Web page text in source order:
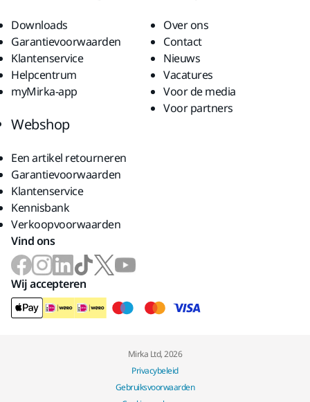
Downloads
Garantievoorwaarden
Klantenservice
Helpcentrum
myMirka-app
Over ons
Contact
Nieuws
Vacatures
Voor de media
Voor partners
Webshop
Een artikel retourneren
Garantievoorwaarden
Klantenservice
Kennisbank
Verkoopvoorwaarden
Vind ons
Wij accepteren
Mirka Ltd, 2026
Privacybeleid
Gebruiksvoorwaarden